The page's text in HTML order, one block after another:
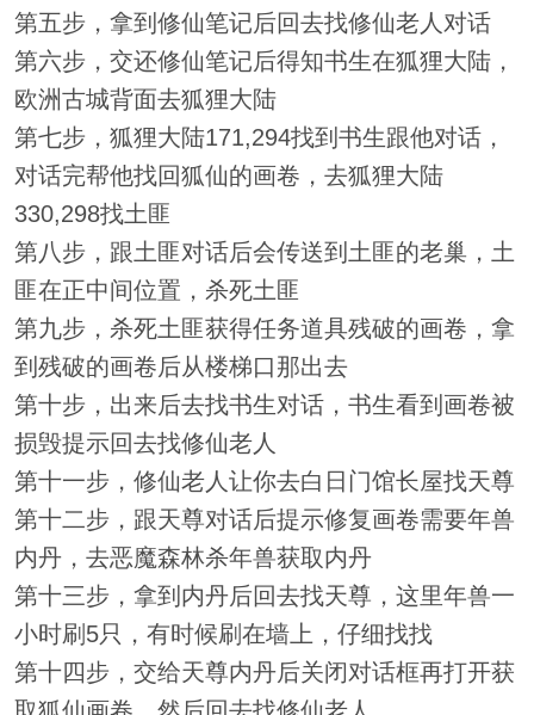
第五步，拿到修仙笔记后回去找修仙老人对话
第六步，交还修仙笔记后得知书生在狐狸大陆，
欧洲古城背面去狐狸大陆
第七步，狐狸大陆171,294找到书生跟他对话，
对话完帮他找回狐仙的画卷，去狐狸大陆
330,298找土匪
第八步，跟土匪对话后会传送到土匪的老巢，土
匪在正中间位置，杀死土匪
第九步，杀死土匪获得任务道具残破的画卷，拿
到残破的画卷后从楼梯口那出去
第十步，出来后去找书生对话，书生看到画卷被
损毁提示回去找修仙老人
第十一步，修仙老人让你去白日门馆长屋找天尊
第十二步，跟天尊对话后提示修复画卷需要年兽
内丹，去恶魔森林杀年兽获取内丹
第十三步，拿到内丹后回去找天尊，这里年兽一
小时刷5只，有时候刷在墙上，仔细找找
第十四步，交给天尊内丹后关闭对话框再打开获